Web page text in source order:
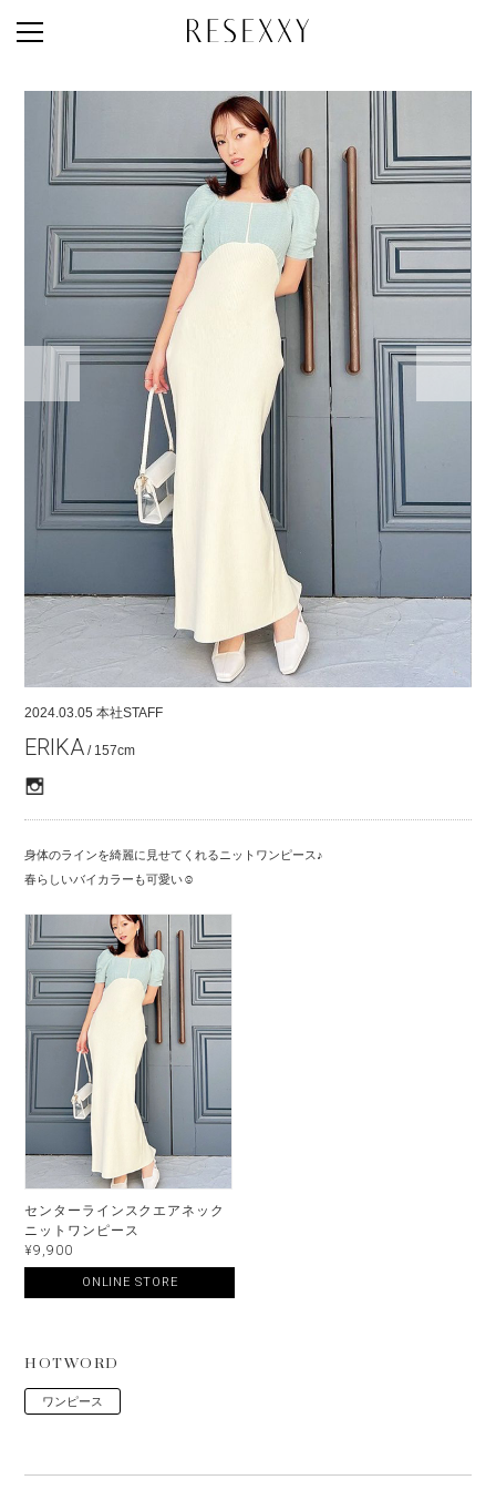
STAFF STYLE
2024.03.05 本社STAFF
ERIKA / 157cm
身体のラインを綺麗に見せてくれるニットワンピース♪
春らしいバイカラーも可愛い☺︎
センターラインスクエアネック
ニットワンピース
¥9,900
ONLINE STORE
HOTWORD
ワンピース
NEWS
MAGAZINE
LOOK BOOK
NEW ARRIVAL
RANKING
ACCOUNT
SHOP LIST
CONCEPT
ONLINE STORE
CONTACT
RECRUIT
FOR BUSINESS PARTNER